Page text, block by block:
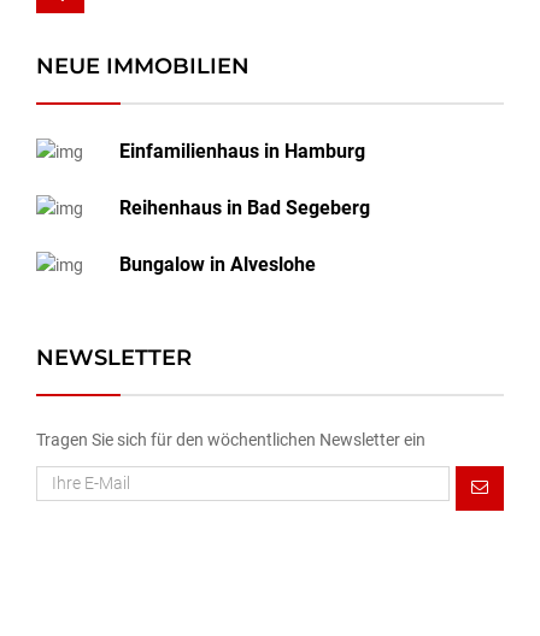
NEUE IMMOBILIEN
Einfamilienhaus in Hamburg
Reihenhaus in Bad Segeberg
Bungalow in Alveslohe
NEWSLETTER
Tragen Sie sich für den wöchentlichen Newsletter ein